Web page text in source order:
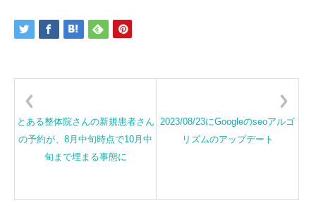
とある整体院さんの新規患者さん
の予約が、8月中旬時点で10月中
旬まで埋まる事態に
2023/08/23にGoogleのseoアルゴ
リズムのアップデート